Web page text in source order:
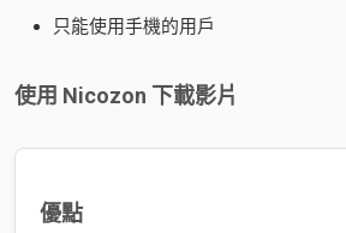
只能使用手機的用戶
使用 Nicozon 下載影片
優點